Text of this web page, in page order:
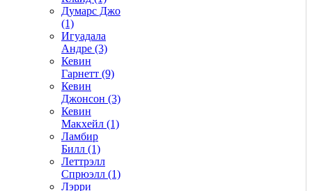
Думарс Джо
(1)
Игуадала
Андре (3)
Кевин
Гарнетт (9)
Кевин
Джонсон (3)
Кевин
Макхейл (1)
Ламбир
Билл (1)
Леттрэлл
Спрюэлл (1)
Лэрри